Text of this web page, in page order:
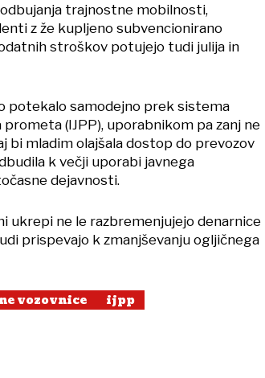
trajnostne mobilnosti,
z že kupljeno subvencionirano
stroškov potujejo tudi julija in
potekalo samodejno prek sistema
(IJPP), uporabnikom pa zanj ne
bi mladim olajšala dostop do prevozov
k večji uporabi javnega
dejavnosti.
ukrepi ne le razbremenjujejo denarnice
prispevajo k zmanjševanju ogljičnega
vozovnice ijpp